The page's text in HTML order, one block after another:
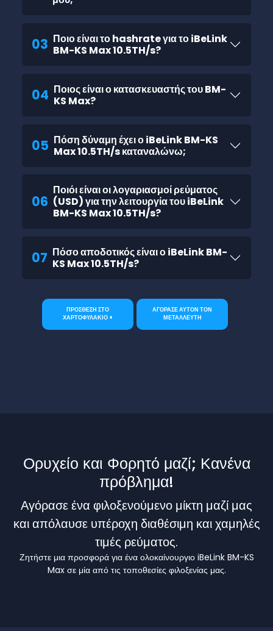
03 Ποιο είναι το hashrate για το iBeLink
BM-KS Max 10.5TH/s?
04 Ποιος είναι ο κατασκευαστής του BM-
KS Max?
05 Πόση δύναμη έχει ο iBeLink BM-KS
Max 10.5TH/s καταναλώνω;
06
Ποιόι είναι οι λογαριασμοί ρεύματος
(USD) για την λειτουργία του iBeLink
BM-KS Max 10.5TH/s?
07 Πόσο αποδοτικός είναι ο iBeLink BM-
KS Max 10.5TH/s?
ΠΡΟΣΘΕΣΗ ΣΤΟ
ΧΑΡΤΟΦΥΛΑΚΙΟ +
ΑΓΟΡΑΣΕ ΑΥΤΟΝ ΤΟΝ
ΜΕΤΑΛΛΕΥΤΗ
Ορυχείο και Φορητό μαζί; Κανένα
πρόβλημα!
Αγόρασε ένα φιλοξενούμενο μίκτη μαζί μας
και απόλαυσε υπέροχη διαθέσιμη και χαμηλές
τιμές ρεύματος.
Ζητήστε μια προσφορά για ένα ολοκαίνουργιο iBeLink BM-KS
Max σε μία από τις τοποθεσίες φιλοξενίας μας.